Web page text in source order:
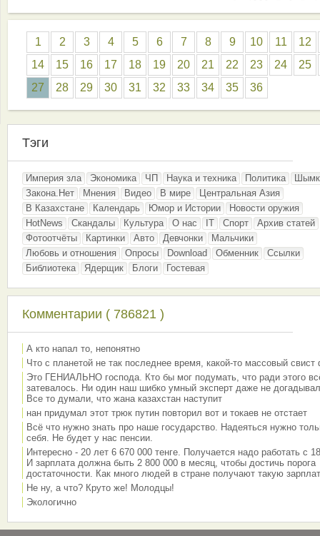
1 2 3 4 5 6 7 8 9 10 11
12
14
15 16 17 18 19 20 21 22 23 24
25
27
28 29 30 31 32 33 34 35 36
Тэги
Империя зла Экономика ЧП Наука и техника Политика
Закона.Нет
Мнения Видео В мире
Центральная Азия
В Казахстане
Календарь Юмор и Истории
Новости оружия
HotNews
Скандалы Культура О нас IT Спорт
Архив статей
Фотоотчёты
Картинки Авто Девчонки
Мальчики
Любовь и отношения
Опросы Download Обменник
Ссылки
Библиотека
Ядерщик Блоги Гостевая
Комментарии ( 786821 )
А кто напал то, непонятно
Что с планетой не так последнее время, какой-то массовый свист
Это ГЕНИАЛЬНО господа. Кто бы мог подумать, что ради этого
затевалось. Ни один наш шибко умный эксперт даже не
Все то думали, что жана казахстан наступит
нан придумал этот трюк путин повторил вот и токаев не отстает
Всё что нужно знать про наше государство. Надеяться нужно
себя. Не будет у нас пенсии.
Интересно - 20 лет 6 670 000 тенге. Получается надо работать с
И зарплата должна быть 2 800 000 в месяц, чтобы достичь порога
достаточности. Как много людей в стране получают такую
Не ну, а что? Круто же! Молодцы!
Экологично